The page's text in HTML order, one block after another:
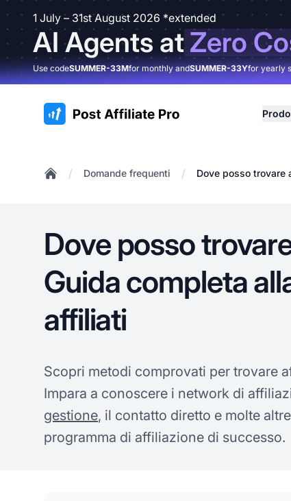
1 July – 31st August 2026 *extended
AI Agents atZero
Use codeSUMMER-33Mfor monthly andSUMMER-33Yfor yearly
:site.title
/ Domande frequenti / Dove posso
Dove posso
Guida completa
affiliati
Scopri metodi comprovati per trovare
Impara a conoscere i network di
gestione, il contatto diretto e molte
programma di affiliazione di successo.